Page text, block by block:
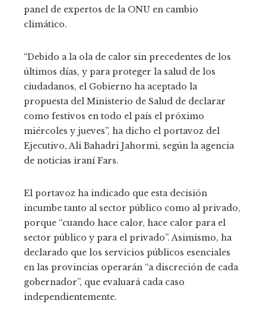
panel de expertos de la ONU en cambio
climático.
“Debido a la ola de calor sin precedentes de los
últimos días, y para proteger la salud de los
ciudadanos, el Gobierno ha aceptado la
propuesta del Ministerio de Salud de declarar
como festivos en todo el país el próximo
miércoles y jueves”, ha dicho el portavoz del
Ejecutivo, Ali Bahadri Jahormi, según la agencia
de noticias iraní Fars.
El portavoz ha indicado que esta decisión
incumbe tanto al sector público como al privado,
porque “cuando hace calor, hace calor para el
sector público y para el privado”. Asimismo, ha
declarado que los servicios públicos esenciales
en las provincias operarán “a discreción de cada
gobernador”, que evaluará cada caso
independientemente.